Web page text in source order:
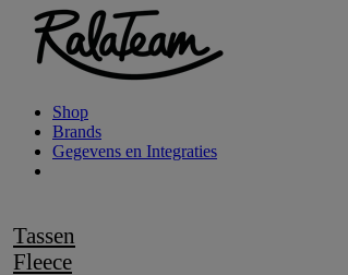
Shop
Brands
Gegevens en Integraties
Tassen
Fleece